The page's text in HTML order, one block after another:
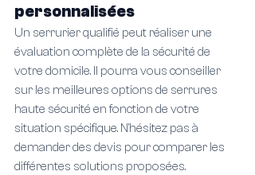
personnalisées
Un serrurier qualifié peut réaliser une
évaluation complète de la sécurité de
votre domicile. Il pourra vous conseiller
sur les meilleures options de serrures
haute sécurité en fonction de votre
situation spécifique. N'hésitez pas à
demander des devis pour comparer les
différentes solutions proposées.